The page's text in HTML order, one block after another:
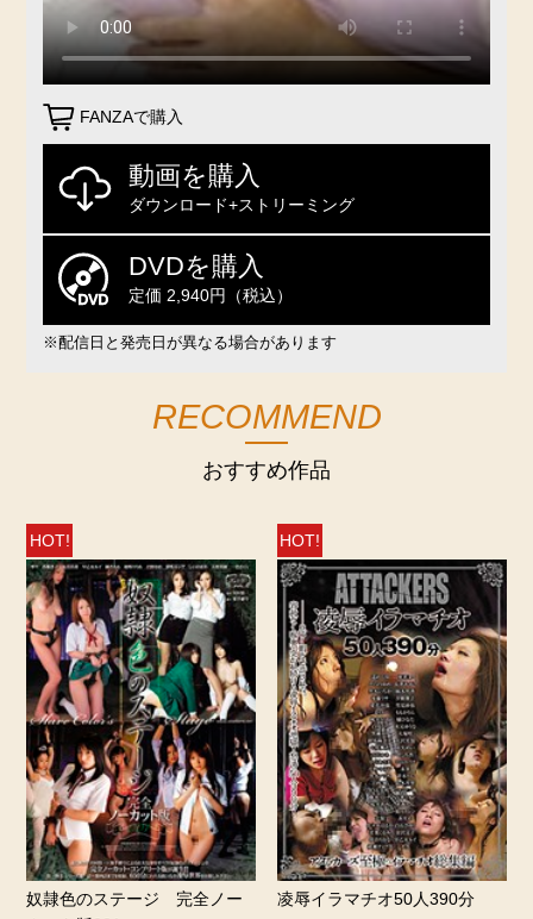
FANZAで購入
動画を購入
ダウンロード+ストリーミング
DVDを購入
定価 2,940円（税込）
※配信日と発売日が異なる場合があります
RECOMMEND
おすすめ作品
HOT!
奴隷色のステージ 完全ノー
HOT!
凌辱イラマチオ50人390分